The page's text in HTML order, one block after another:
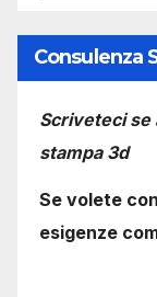
Consulenza
Scriveteci se
stampa 3d
Se volete
esigenze